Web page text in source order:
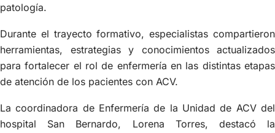
patología.
Durante el trayecto formativo, especialistas compartieron
herramientas, estrategias y conocimientos actualizados
para fortalecer el rol de enfermería en las distintas etapas
de atención de los pacientes con ACV.
La coordinadora de Enfermería de la Unidad de ACV del
hospital San Bernardo, Lorena Torres, destacó la